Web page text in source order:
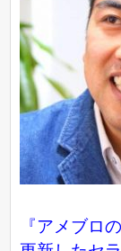
『アメブロ